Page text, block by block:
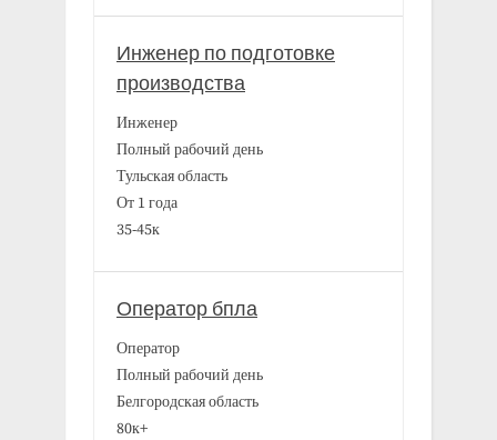
Инженер по подготовке
производства
Инженер
Полный рабочий день
Тульская область
От 1 года
35-45к
Оператор бпла
Оператор
Полный рабочий день
Белгородская область
80к+